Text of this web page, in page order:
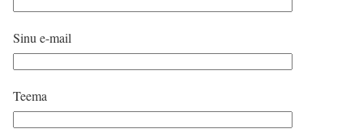
Sinu e-mail
Teema